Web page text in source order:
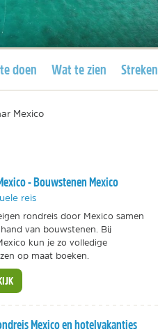
doen Wat te zien Streken
Mexico
- Bouwstenen Mexico
reis
rondreis door Mexico samen
van bouwstenen. Bij
kun je zo volledige
op maat boeken.
Mexico en hotelvakanties